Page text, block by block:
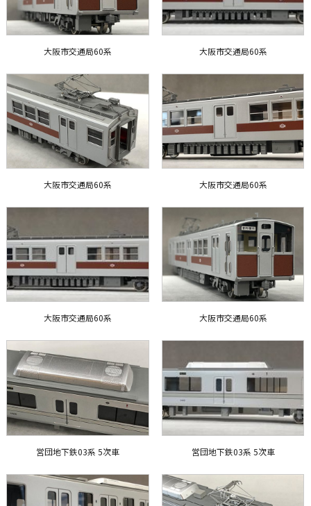
大阪市交通局60系 大阪市交通局60系
大阪市交通局60系 大阪市交通局60系
大阪市交通局60系 大阪市交通局60系
営団地下鉄03系 5次車 営団地下鉄03系 5次車